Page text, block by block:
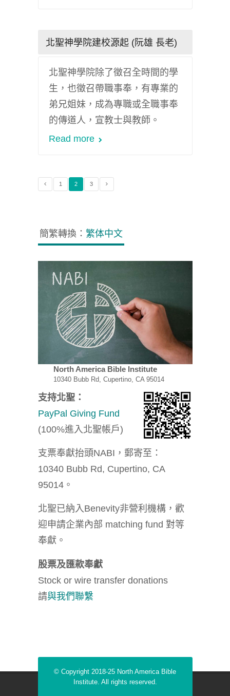
北聖神學院建校源起 (阮雄 長老)
北聖神學院除了徵召全時間的學
生，也徵召帶職事奉，有專業的
弟兄姐妹，成為專職或全職事奉
的傳道人，宣教士與教師。
Read more
1 2 3
簡繁轉換： 繁体中文
North America Bible Institute
10340 Bubb Rd, Cupertino, CA 95014
支持北聖：
PayPal Giving Fund
(100%進入北聖帳戶)
支票奉獻抬頭NABI，郵寄至：
10340 Bubb Rd, Cupertino, CA
95014。
北聖已納入Benevity非營利機構，歡
迎申請企業內部 matching fund 對等
奉獻。
股票及匯款奉獻
Stock or wire transfer donations
請與我們聯繫
© Copyright 2018-25 North America Bible
Institute. All rights reserved.